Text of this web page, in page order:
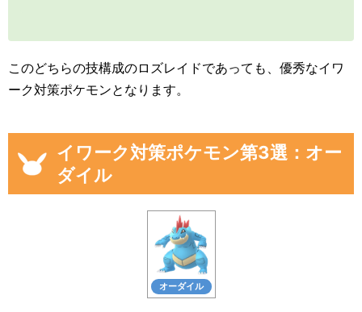
このどちらの技構成のロズレイドであっても、優秀なイワ
ーク対策ポケモンとなります。
イワーク対策ポケモン第3選：オー
ダイル
オーダイル